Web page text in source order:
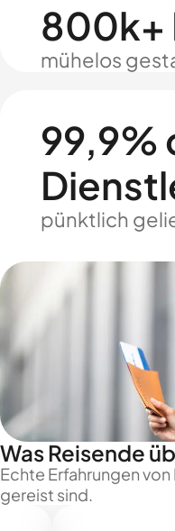
800k+
mühelos
99,9%
pünktlich
Was Reisende
Echte Erfahrungen
gereist sind.